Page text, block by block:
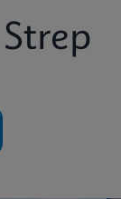
Strep